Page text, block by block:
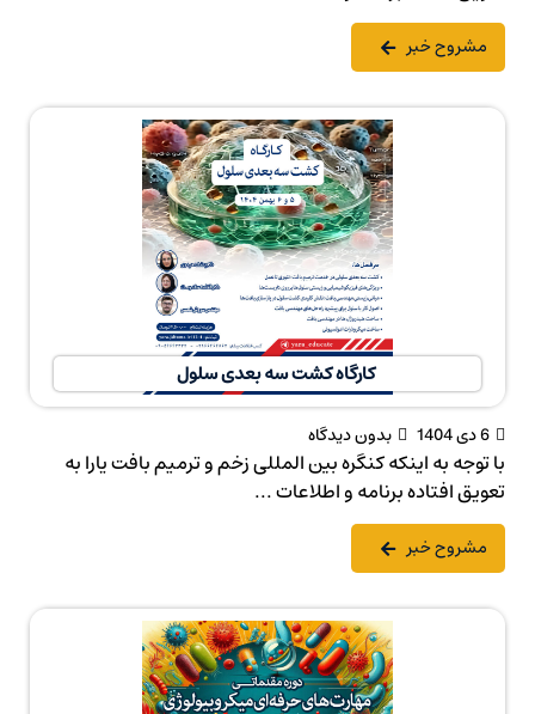
مشروح خبر
کارگاه کشت سه بعدی سلول
6 دی 1404 بدون دیدگاه
با توجه به اینکه کنگره بین المللی زخم و ترمیم بافت یارا به
تعویق افتاده برنامه و اطلاعات ...
مشروح خبر